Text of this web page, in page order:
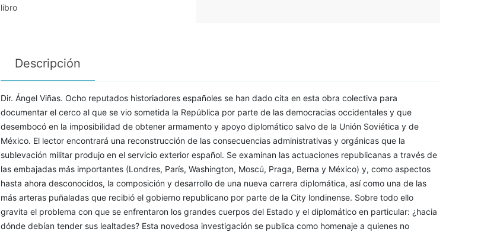
libro
Descripción
Dir. Ángel Viñas. Ocho reputados historiadores españoles se han dado cita en esta obra colectiva para
documentar el cerco al que se vio sometida la República por parte de las democracias occidentales y que
desembocó en la imposibilidad de obtener armamento y apoyo diplomático salvo de la Unión Soviética y de
México. El lector encontrará una reconstrucción de las consecuencias administrativas y orgánicas que la
sublevación militar produjo en el servicio exterior español. Se examinan las actuaciones republicanas a través de
las embajadas más importantes (Londres, París, Washington, Moscú, Praga, Berna y México) y, como aspectos
hasta ahora desconocidos, la composición y desarrollo de una nueva carrera diplomática, así como una de las
más arteras puñaladas que recibió el gobierno republicano por parte de la City londinense. Sobre todo ello
gravita el problema con que se enfrentaron los grandes cuerpos del Estado y el diplomático en particular: ¿hacia
dónde debían tender sus lealtades? Esta novedosa investigación se publica como homenaje a quienes no